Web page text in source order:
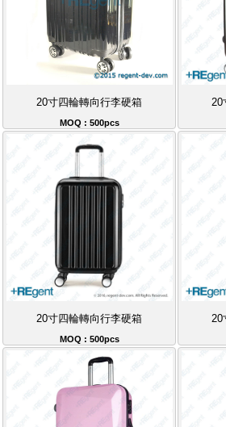
20寸四輪轉向行李硬箱
MOQ : 500pcs
20
20寸四輪轉向行李硬箱
MOQ : 500pcs
20